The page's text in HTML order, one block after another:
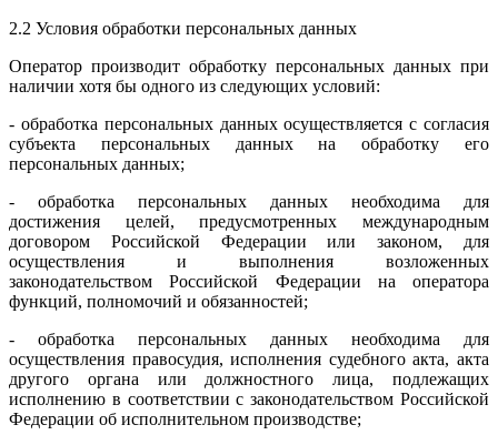
2.2 Условия обработки персональных данных
Оператор производит обработку персональных данных при
наличии хотя бы одного из следующих условий:
- обработка персональных данных осуществляется с согласия
субъекта персональных данных на обработку его
персональных данных;
- обработка персональных данных необходима для
достижения целей, предусмотренных международным
договором Российской Федерации или законом, для
осуществления и выполнения возложенных
законодательством Российской Федерации на оператора
функций, полномочий и обязанностей;
- обработка персональных данных необходима для
осуществления правосудия, исполнения судебного акта, акта
другого органа или должностного лица, подлежащих
исполнению в соответствии с законодательством Российской
Федерации об исполнительном производстве;